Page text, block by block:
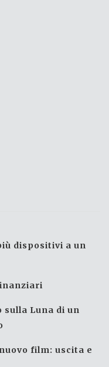
dispositivi a un
sulla Luna di un
film: uscita e